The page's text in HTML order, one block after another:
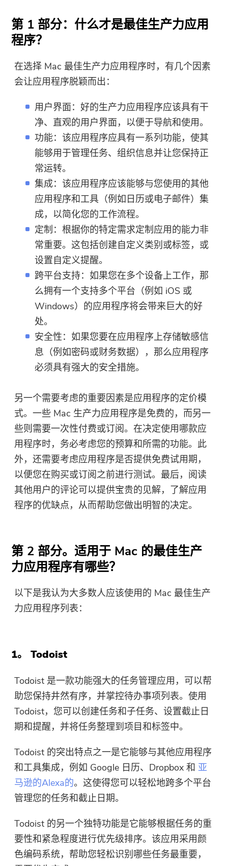
第 1 部分：什么才是最佳生产力应用
程序？
在选择 Mac 最佳生产力应用程序时，有几个因素
会让应用程序脱颖而出：
用户界面：好的生产力应用程序应该具有干
净、直观的用户界面，以便于导航和使用。
功能：该应用程序应具有一系列功能，使其
能够用于管理任务、组织信息并让您保持正
常运转。
集成：该应用程序应该能够与您使用的其他
应用程序和工具（例如日历或电子邮件）集
成，以简化您的工作流程。
定制：根据你的特定需求定制应用的能力非
常重要。这包括创建自定义类别或标签，或
设置自定义提醒。
跨平台支持：如果您在多个设备上工作，那
么拥有一个支持多个平台（例如 iOS 或
Windows）的应用程序将会带来巨大的好
处。
安全性：如果您要在应用程序上存储敏感信
息（例如密码或财务数据），那么应用程序
必须具有强大的安全措施。
另一个需要考虑的重要因素是应用程序的定价模
式。一些 Mac 生产力应用程序是免费的，而另一
些则需要一次性付费或订阅。在决定使用哪款应
用程序时，务必考虑您的预算和所需的功能。此
外，还需要考虑应用程序是否提供免费试用期，
以便您在购买或订阅之前进行测试。最后，阅读
其他用户的评论可以提供宝贵的见解，了解应用
程序的优缺点，从而帮助您做出明智的决定。
第 2 部分。适用于 Mac 的最佳生产
力应用程序有哪些？
以下是我认为大多数人应该使用的 Mac 最佳生产
力应用程序列表：
1。 Todoist
Todoist 是一款功能强大的任务管理应用，可以帮
助您保持井然有序，并掌控待办事项列表。使用
Todoist，您可以创建任务和子任务、设置截止日
期和提醒，并将任务整理到项目和标签中。
Todoist 的突出特点之一是它能够与其他应用程序
和工具集成，例如 Google 日历、Dropbox 和亚
马逊的Alexa的。这使得您可以轻松地跨多个平台
管理您的任务和截止日期。
Todoist 的另一个独特功能是它能够根据任务的重
要性和紧急程度进行优先级排序。该应用采用颜
色编码系统，帮助您轻松识别哪些任务最重要，